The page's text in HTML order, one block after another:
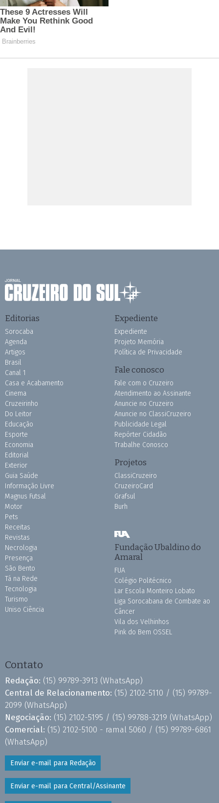
Editorias
Sorocaba
Agenda
Artigos
Brasil
Canal 1
Casa e Acabamento
Cinema
Cruzeirinho
Do Leitor
Educação
Esporte
Economia
Editorial
Exterior
Guia Saúde
Informação Livre
Magnus Futsal
Motor
Pets
Receitas
Revistas
Necrologia
Presença
São Bento
Tá na Rede
Tecnologia
Turismo
Uniso Ciência
Expediente
Expediente
Projeto Memória
Política de Privacidade
Fale conosco
Fale com o Cruzeiro
Atendimento ao Assinante
Anuncie no Cruzeiro
Anuncie no ClassiCruzeiro
Publicidade Legal
Repórter Cidadão
Trabalhe Conosco
Projetos
ClassiCruzeiro
CruzeiroCard
Grafsul
Burh
Fundação Ubaldino do
Amaral
FUA
Colégio Politécnico
Lar Escola Monteiro Lobato
Liga Sorocabana de Combate ao
Câncer
Vila dos Velhinhos
Pink do Bem OSSEL
Contato
Redação: (15) 99789-3913 (WhatsApp)
Central de Relacionamento: (15) 2102-5110 / (15) 99789-
2099 (WhatsApp)
Negociação: (15) 2102-5195 / (15) 99788-3219 (WhatsApp)
Comercial: (15) 2102-5100 - ramal 5060 / (15) 99789-6861
(WhatsApp)
Enviar e-mail para Redação
Enviar e-mail para Central/Assinante